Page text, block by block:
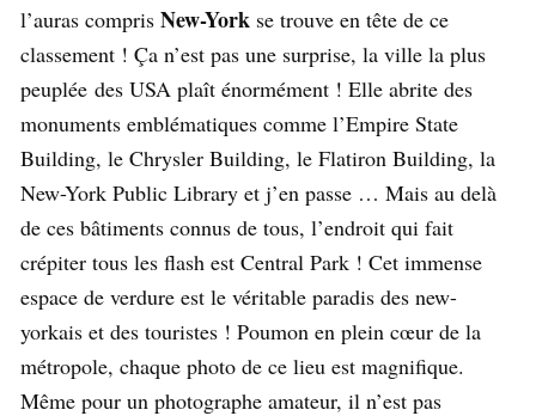
l’auras compris New-York se trouve en tête de ce
classement ! Ça n’est pas une surprise, la ville la plus
peuplée des USA plaît énormément ! Elle abrite des
monuments emblématiques comme l’Empire State
Building, le Chrysler Building, le Flatiron Building, la
New-York Public Library et j’en passe … Mais au delà
de ces bâtiments connus de tous, l’endroit qui fait
crépiter tous les flash est Central Park ! Cet immense
espace de verdure est le véritable paradis des new-
yorkais et des touristes ! Poumon en plein cœur de la
métropole, chaque photo de ce lieu est magnifique.
Même pour un photographe amateur, il n’est pas